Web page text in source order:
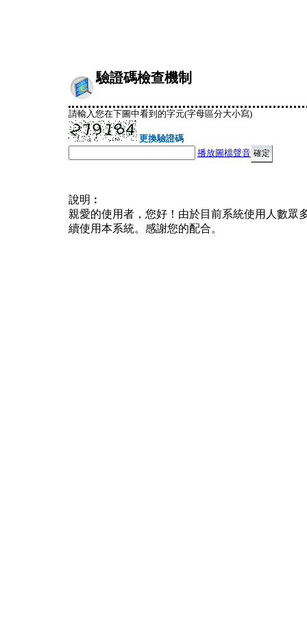
驗證碼檢查機制
請輸入您在下圖中看到的字元(字母區分大小寫)
更換驗證碼
播放圖檔聲音
說明︰
親愛的使用者，您好！由於目前系統使用人數眾
續使用本系統。感謝您的配合。